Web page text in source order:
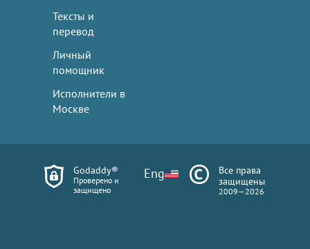
Тексты и
перевод
Личный
помощник
Исполнители в
Москве
Godaddy®
Проверено и
защищено
Eng
Все права
защищены
2009—2026